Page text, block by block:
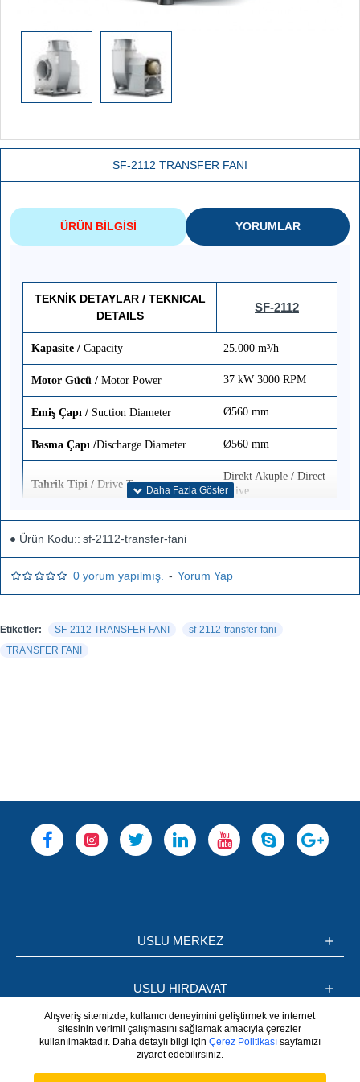
SF-2112 TRANSFER FANI
ÜRÜN BILGISI YORUMLAR
TEKNİK DETAYLAR / TEKNICAL
DETAILS
SF-2112
Kapasite / Capacity 25.000 m³/h
Motor Gücü / Motor Power 37 kW 3000 RPM
Emiş Çapı / Suction Diameter Ø560 mm
Basma Çapı /Discharge Diameter Ø560 mm
Tahrik Tipi / Drive Type
Direkt Akuple / Direct
Drive
Ünite Ölçüleri/ Unit Dimensions 1300x1200x1610 mm
Ağırlık/Weight 440 kg
Ürün Kodu:: sf-2112-transfer-fani
0 yorum yapılmış. - Yorum Yap
Etiketler: SF-2112 TRANSFER FANI
sf-2112-transfer-fani
TRANSFER FANI
USLU MERKEZ
USLU HIRDAVAT
BİLGİLER
Alışveriş sitemizde, kullanıcı deneyimini geliştirmek ve internet
sitesinin verimli çalışmasını sağlamak amacıyla çerezler
kullanılmaktadır. Daha detaylı bilgi için Çerez Politikasısayfamızı
ziyaret edebilirsiniz.